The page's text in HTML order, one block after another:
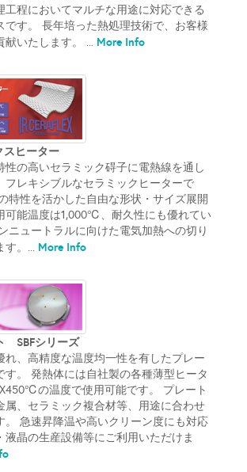
工程においてマルチな用途に対応できる
です。 長年培った熱処理技術で、お客様
献いたします。 ... More Info
スヒーター
性の高いセラミック碍子に電熱線を通し
フレキシブルなセラミックヒーターで
特性を活かした自由な形状・サイズ展開
可能温度は1,000℃、耐久性にも優れてい
ニュートラルに向けた電気加熱への切り
す。... More Info
SBFシリーズ
れ、高精度な温度均一性を有したプレー
す。 発熱体には自社製の各種薄型ヒータ
の温度で使用可能です。 プレート
属、セラミック複合材等、用途に合わせ
。 急速昇降温や高いクリーン度にも対応
液晶の生産設備等にご利用いただけま